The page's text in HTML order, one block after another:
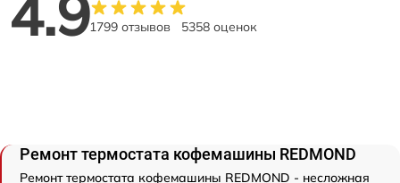
4.91799 отзывов 5358 оценок
Ремонт термостата кофемашины REDMOND
Ремонт термостата кофемашины REDMOND - несложная